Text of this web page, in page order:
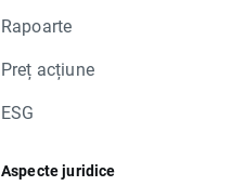
Rapoarte
Preț acțiune
ESG
Aspecte juridice